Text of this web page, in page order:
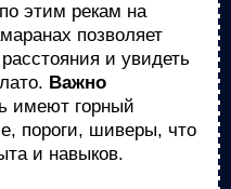
этим рекам на
позволяет
и увидеть
Важно
имеют горный
пороги, шиверы, что
и навыков.